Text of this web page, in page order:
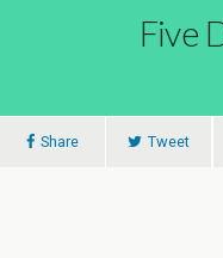
Five
Share Tweet